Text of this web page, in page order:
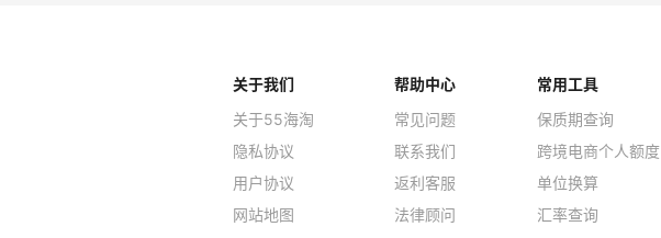
关于我们
关于55海淘
隐私协议
用户协议
网站地图
帮助中心
常见问题
联系我们
返利客服
法律顾问
常用工具
保质期查询
跨境电商个人额度
单位换算
汇率查询